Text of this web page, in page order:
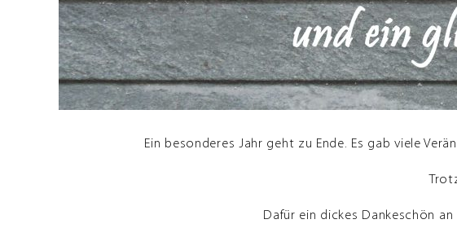
Ein besonderes Jahr geht zu Ende. Es gab viele
Dafür ein dickes Dankeschön